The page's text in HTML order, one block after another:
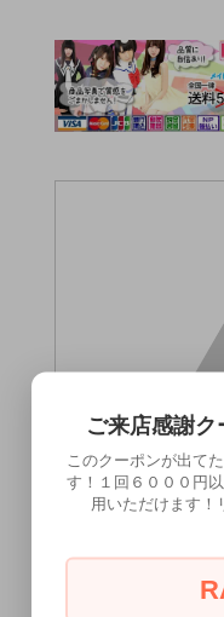
の方
あな
ご来店感謝ク
このクーポンが出て
す！１回６０００円
用いただけます！